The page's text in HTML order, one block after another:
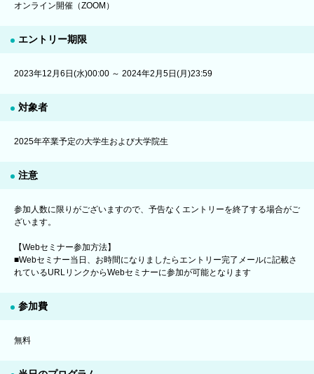
オンライン開催（ZOOM）
エントリー期限
2023年12月6日(水)00:00 ～ 2024年2月5日(月)23:59
対象者
2025年卒業予定の大学生および大学院生
注意
参加人数に限りがございますので、予告なくエントリーを終了する場合がご
ざいます。
【Webセミナー参加方法】
■Webセミナー当日、お時間になりましたらエントリー完了メールに記載さ
れているURLリンクからWebセミナーに参加が可能となります
参加費
無料